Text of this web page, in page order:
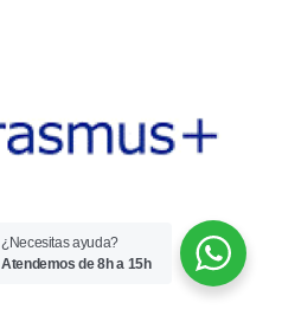
¿Necesitas ayuda?
Atendemos de 8h a 15h